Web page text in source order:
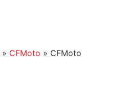
» CFMoto » CFMoto